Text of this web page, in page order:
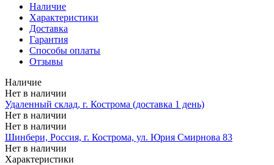
Наличие
Характеристики
Доставка
Гарантия
Способы оплаты
Отзывы
Наличие
Нет в наличии
Удаленный склад, г. Кострома (доставка 1 день)
Нет в наличии
Нет в наличии
Шинбери, Россия, г. Кострома, ул. Юрия Смирнова 83
Нет в наличии
Характеристики